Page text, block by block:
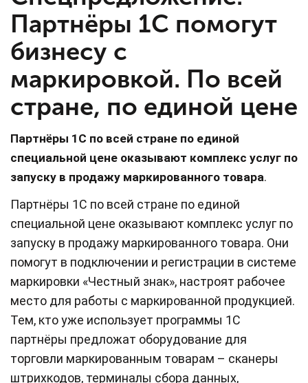
Партнёры 1С помогут
бизнесу с
маркировкой. По всей
стране, по единой цене
Партнёры 1С по всей стране по единой
специальной цене оказывают комплекс услуг по
запуску в продажу маркированного товара.
Партнёры 1С по всей стране по единой
специальной цене оказывают комплекс услуг по
запуску в продажу маркированного товара. Они
помогут в подключении и регистрации в системе
маркировки «Честный знак», настроят рабочее
место для работы с маркированной продукцией.
Тем, кто уже использует программы 1С
партнёры предложат оборудование для
торговли маркированным товарам – сканеры
штрихкодов, терминалы сбора данных,